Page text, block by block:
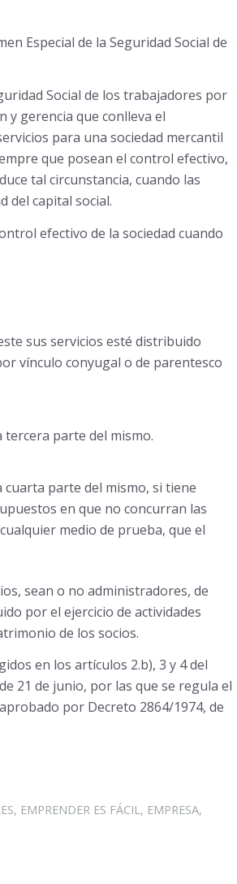
Especial de la Seguridad Social de
Social de los trabajadores por
y gerencia que conlleva el
para una sociedad mercantil
que posean el control efectivo,
tal circunstancia, cuando las
del capital social.
efectivo de la sociedad cuando
sus servicios esté distribuido
vínculo conyugal o de parentesco
parte del mismo.
parte del mismo, si tiene
en que no concurran las
medio de prueba, que el
sean o no administradores, de
por el ejercicio de actividades
de los socios.
en los artículos 2.b), 3 y 4 del
21 de junio, por las que se regula el
por Decreto 2864/1974, de
, EMPRENDER ES FÁCIL , EMPRESA,